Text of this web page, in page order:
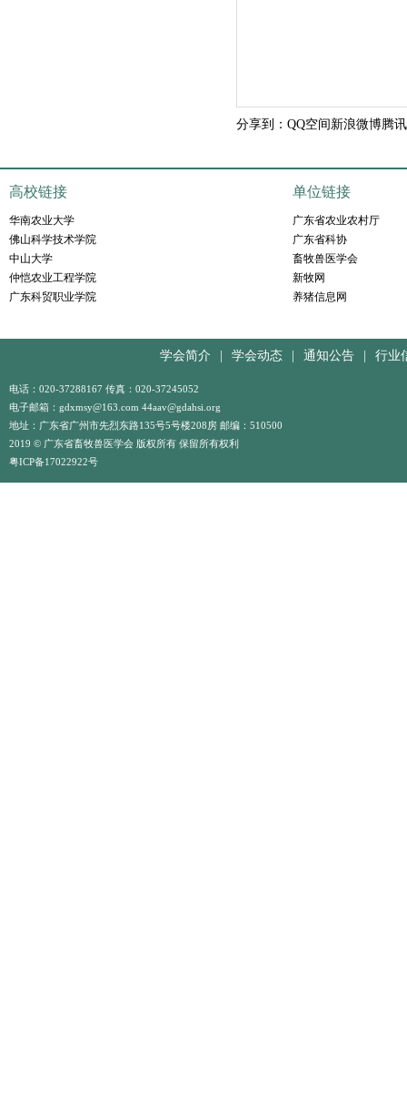
分享到： QQ空间 新浪微博腾
高校链接
华南农业大学
佛山科学技术学院
中山大学
仲恺农业工程学院
广东科贸职业学院
单位链接
广东省农业农村厅
广东省科协
畜牧兽医学会
新牧网
养猪信息网
学会简介 学会动态 通知公告 行业
电话：020-37288167 传真：020-37245052
电子邮箱：gdxmsy@163.com 44aav@gdahsi.org
地址：广东省广州市先烈东路135号5号楼208房 邮编：510500
2019 © 广东省畜牧兽医学会 版权所有 保留所有权利
粤ICP备17022922号